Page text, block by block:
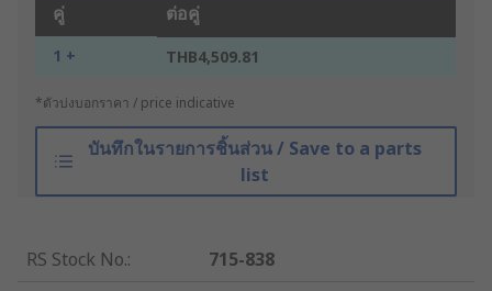
คู่ ต่อคู่
1 + THB4,509.81
*ตัวบ่งบอกราคา / price indicative
บันทึกในรายการชิ้นส่วน / Save to a parts
list
RS Stock No.:
715-838